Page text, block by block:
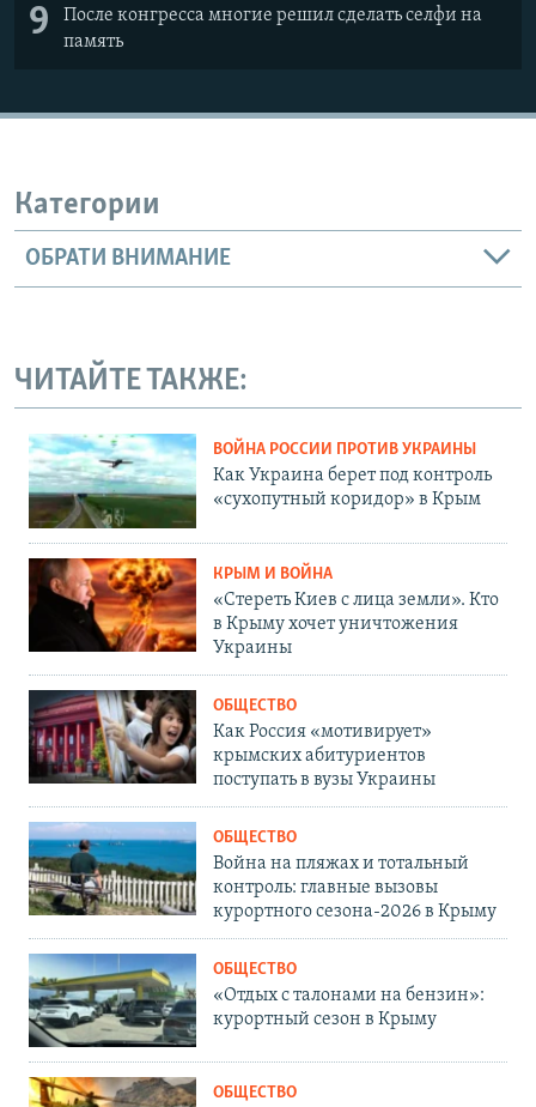
9
После конгресса многие решил сделать селфи на
память
Категории
ОБРАТИ ВНИМАНИЕ
ЧИТАЙТЕ ТАКЖЕ:
ВОЙНА РОССИИ ПРОТИВ УКРАИНЫ
Как Украина берет под контроль
«сухопутный коридор» в Крым
КРЫМ И ВОЙНА
«Стереть Киев с лица земли». Кто
в Крыму хочет уничтожения
Украины
ОБЩЕСТВО
Как Россия «мотивирует»
крымских абитуриентов
поступать в вузы Украины
ОБЩЕСТВО
Война на пляжах и тотальный
контроль: главные вызовы
курортного сезона-2026 в Крыму
ОБЩЕСТВО
«Отдых с талонами на бензин»:
курортный сезон в Крыму
ОБЩЕСТВО